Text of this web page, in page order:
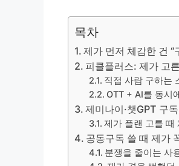
목차
제가 먼저 체감한 건
피클플러스: 제가 고
직접 사람 구하는
OTT + AI를 동시
제미나이·챗GPT 구
제가 플랜 고를 때
공동구독 쓸 때 제가
분쟁을 줄이는 사